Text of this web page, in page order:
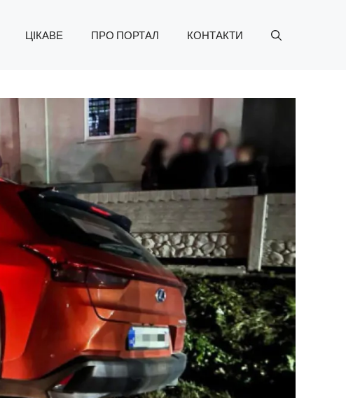
ЦІКАВЕ ПРО ПОРТАЛ КОНТАКТИ